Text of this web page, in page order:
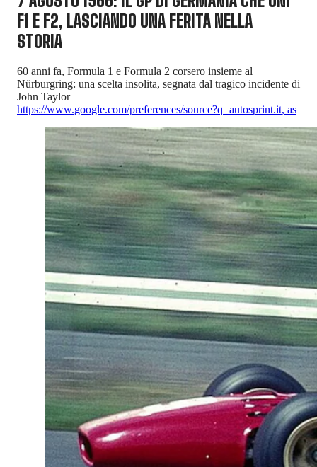
F1 E F2, LASCIANDO UNA FERITA NELLA
STORIA
60 anni fa, Formula 1 e Formula 2 corsero insieme al
Nürburgring: una scelta insolita, segnata dal tragico incidente di
John Taylor
https://www.google.com/preferences/source?q=autosprint.it, as